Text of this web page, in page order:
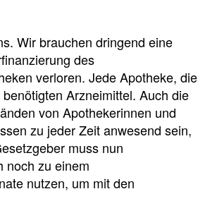
Wir brauchen dringend eine
des
verloren. Jede Apotheke, die
Arzneimittel. Auch die
von Apothekerinnen und
zu jeder Zeit anwesend sein,
muss nun
noch zu einem
nutzen, um mit den